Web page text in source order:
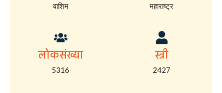
वाशिम महाराष्ट्र
लोकसंख्या
5316
स्त्री
2427